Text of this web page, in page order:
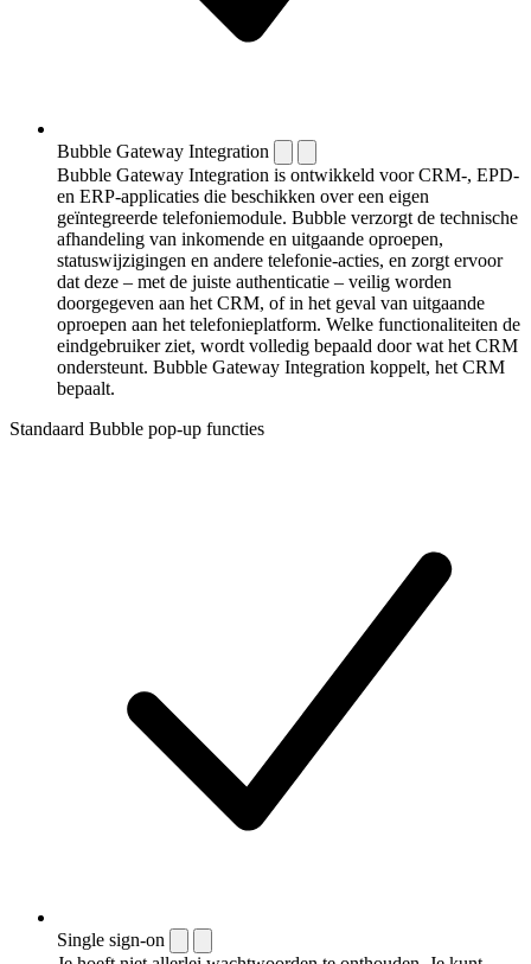
Bubble Gateway Integration
Bubble Gateway Integration is ontwikkeld voor CRM-, EPD-
en ERP-applicaties die beschikken over een eigen
geïntegreerde telefoniemodule. Bubble verzorgt de technische
afhandeling van inkomende en uitgaande oproepen,
statuswijzigingen en andere telefonie-acties, en zorgt ervoor
dat deze – met de juiste authenticatie – veilig worden
doorgegeven aan het CRM, of in het geval van uitgaande
oproepen aan het telefonieplatform. Welke functionaliteiten de
eindgebruiker ziet, wordt volledig bepaald door wat het CRM
ondersteunt. Bubble Gateway Integration koppelt, het CRM
bepaalt.
Standaard Bubble pop-up functies
Single sign-on